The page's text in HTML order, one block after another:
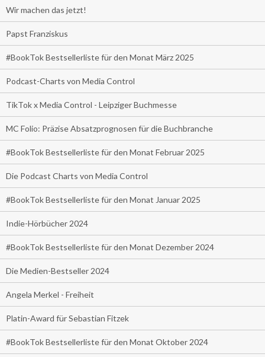
Wir machen das jetzt!
Papst Franziskus
#BookTok Bestsellerliste für den Monat März 2025
Podcast-Charts von Media Control
TikTok x Media Control - Leipziger Buchmesse
MC Folio: Präzise Absatzprognosen für die Buchbranche
#BookTok Bestsellerliste für den Monat Februar 2025
Die Podcast Charts von Media Control
#BookTok Bestsellerliste für den Monat Januar 2025
Indie-Hörbücher 2024
#BookTok Bestsellerliste für den Monat Dezember 2024
Die Medien-Bestseller 2024
Angela Merkel - Freiheit
Platin-Award für Sebastian Fitzek
#BookTok Bestsellerliste für den Monat Oktober 2024